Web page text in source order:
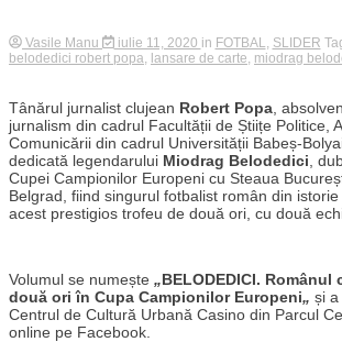
Vasile Manu iulie 11, 2020 in FOTBAL SLIDER
belodedici robert popa lansare de carte miodrag
Tânărul jurnalist clujean Robert Popa ,
jurnalism din cadrul Facultății de Știițe Politice,
Comunicării din cadrul Universității Babeș-
dedicată legendarului Miodrag Belodedici ,
Cupei Campionilor Europeni cu Steaua
Belgrad, fiind singurul fotbalist român din
acest prestigios trofeu de două ori, cu două
Volumul se numește „BELODEDICI. Românul
două ori în Cupa Campionilor Europeni„ și a
Centrul de Cultură Urbană Casino din Parcul
online pe Facebook.